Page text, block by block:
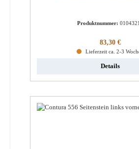
Produktnummer:
Regulärer
83,30 €
Lieferzeit ca. 2-3
Details